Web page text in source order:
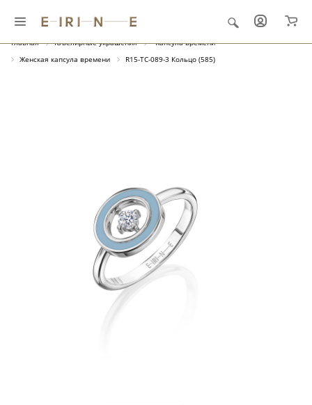
Главная Ювелирные украшения
"Капсула времени"
Женская капсула времени
R15-TC-089-3 Кольцо (585)